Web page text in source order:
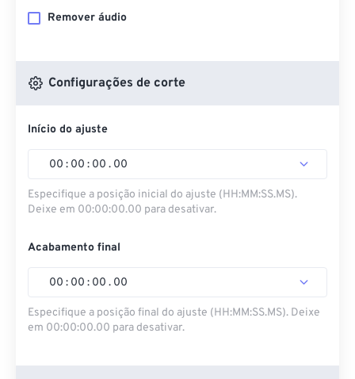
Remover áudio
Configurações de corte
Início do ajuste
00 : 00 : 00 . 00
Especifique a posição inicial do ajuste (HH:MM:SS.MS).
Deixe em 00:00:00.00 para desativar.
Acabamento final
00 : 00 : 00 . 00
Especifique a posição final do ajuste (HH:MM:SS.MS). Deixe
em 00:00:00.00 para desativar.